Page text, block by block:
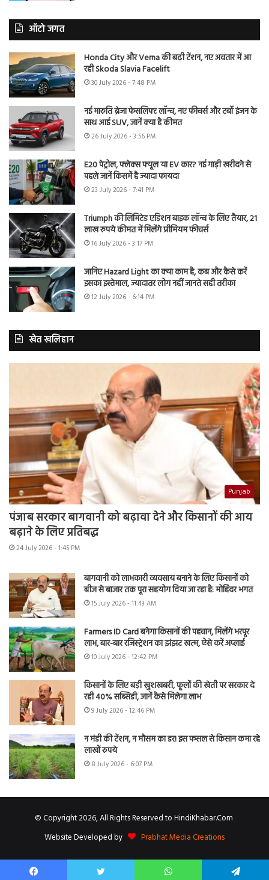
ऑटो जगत
Honda City और Verna की बढ़ी टेंशन, नए अवतार में आ
रही Skoda Slavia Facelift
30 July 2026 - 7:48 PM
नई मारुति ब्रेजा फेसलिफ्ट लॉन्च, नए फीचर्स और टर्बो इंजन के
साथ आई SUV, जानें क्या है कीमत
26 July 2026 - 3:56 PM
E20 पेट्रोल, फ्लेक्स फ्यूल या EV कार? नई गाड़ी खरीदने से
पहले जानें किसमें है ज्यादा फायदा
23 July 2026 - 7:41 PM
Triumph की लिमिटेड एडिशन बाइक लॉन्च के लिए तैयार, 21
लाख रुपये कीमत में मिलेंगे प्रीमियम फीचर्स
16 July 2026 - 3:17 PM
जानिए Hazard Light का क्या काम है, कब और कैसे करें
इसका इस्तेमाल, ज्यादातर लोग नहीं जानते सही तरीका
12 July 2026 - 6:14 PM
खेत खलिहान
Punjab
पंजाब सरकार बागवानी को बढ़ावा देने और किसानों की आय
बढ़ाने के लिए प्रतिबद्ध
24 July 2026 - 1:45 PM
बागवानी को लाभकारी व्यवसाय बनाने के लिए किसानों को
बीज से बाजार तक पूरा सहयोग दिया जा रहा है: मोहिंदर भगत
15 July 2026 - 11:43 AM
Farmers ID Card बनेगा किसानों की पहचान, मिलेंगे भरपूर
लाभ, बार-बार रजिस्ट्रेशन का झंझट खत्म, ऐसे करें अप्लाई
10 July 2026 - 12:42 PM
किसानों के लिए बड़ी खुशखबरी, फूलों की खेती पर सरकार दे
रही 40% सब्सिडी, जानें कैसे मिलेगा लाभ
9 July 2026 - 12:46 PM
न मंडी की टेंशन, न मौसम का डर! इस फसल से किसान कमा रहे
लाखों रुपये
8 July 2026 - 6:07 PM
© Copyright 2026, All Rights Reserved to HindiKhabar.Com
Website Developed by
Prabhat Media Creations